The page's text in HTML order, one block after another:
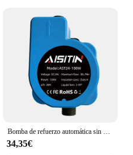
Bomba de refuerzo automática sin escobillas, dispositivo silencioso a presión de agua añadido a duchas domésticas, 180W y 24V
34,35€